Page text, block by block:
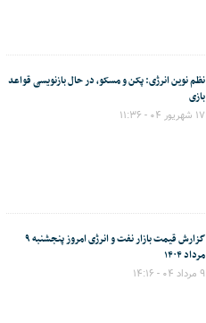
نظم نوین انرژی: پکن و مسکو، در حال بازنویسی قواعد
بازی
۱۷ شهریور ۰۴ - ۱۱:۳۶
گزارش قیمت بازار نفت و انرژی امروز پنجشنبه ۹
مرداد ۱۴۰۴
۹ مرداد ۰۴ - ۱۴:۱۶